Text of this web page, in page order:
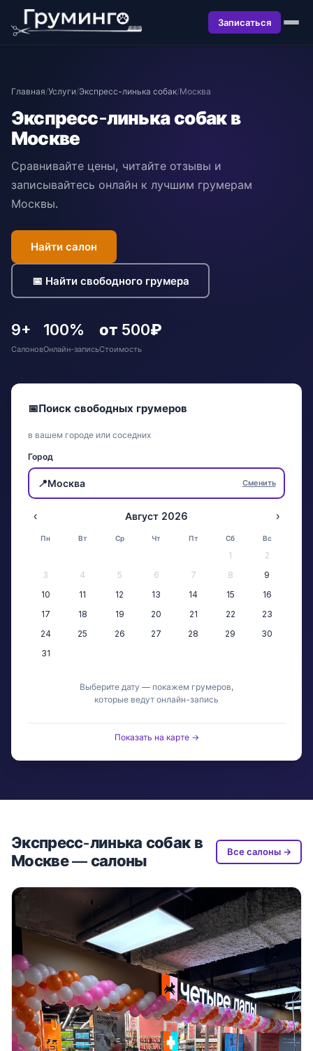
Записаться
Главная/Услуги/Экспресс-линька собак/Москва
Экспресс-линька собак в
Москве
Сравнивайте цены, читайте отзывы и
записывайтесь онлайн к лучшим грумерам
Москвы.
Найти салон
📅 Найти свободного грумера
9+
Салонов
100%
Онлайн-запись
от 500₽
Стоимость
📅Поиск свободных грумеров
в вашем городе или соседних
Город
📍Москва Сменить
‹ Август 2026 ›
Пн Вт Ср Чт Пт Сб Вс
1
2
3
4 5 6 7 8
9
10
11 12 13 14 15
16
17
18 19 20 21 22
23
24
25 26 27 28 29
30
31
Выберите дату — покажем грумеров,
которые ведут онлайн-запись
Показать на карте →
Экспресс-линька собак в
Москве — салоны
Все салоны →